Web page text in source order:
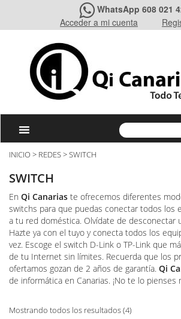
WhatsApp 608 021
Acceder a mi cuenta
INICIO > REDES> SWITCH
SWITCH
En Qi Canarias te ofrecemos diferentes
switchs para que puedas conectar todos los
a tu red doméstica. Olvídate de desconectar
Hazte ya con el tuyo y conecta todos los
vez. Escoge el switch D-Link o TP-Link que
de tu Internet sin límites. Recuerda que los
ofertamos gozan de 2 años de garantía. Qi
de informática en Canarias. ¡No te lo pienses
Mostrando todos los resultados (4)